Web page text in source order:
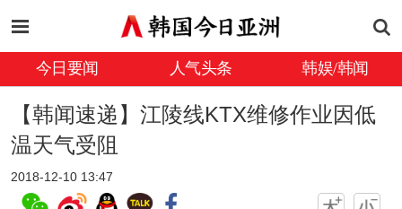
今日要闻 人气头条 韩娱/韩闻
【韩闻速递】江陵线KTX维修作业因低
温天气受阻
2018-12-10 13:47